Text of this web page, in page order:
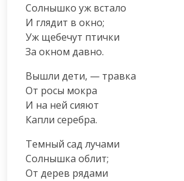
Солнышко уж встало
И глядит в окно;
Уж щебечут птички
За окном давно.
Вышли дети, — травка
От росы мокра
И на ней сияют
Капли серебра.
Темный сад лучами
Солнышка облит;
От дерев рядами